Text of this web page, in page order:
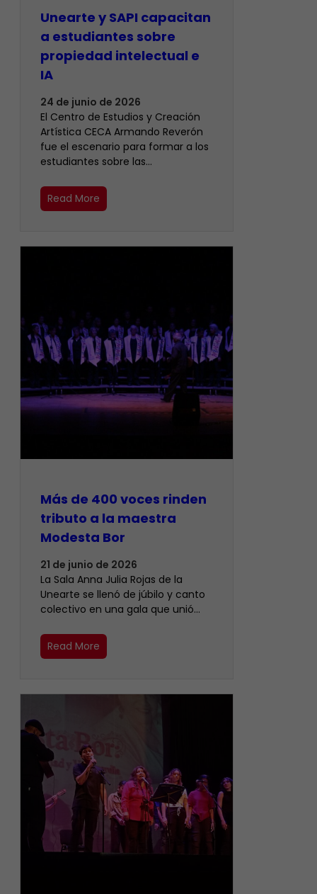
Unearte y SAPI capacitan
a estudiantes sobre
propiedad intelectual e
IA
24 de junio de 2026
El Centro de Estudios y Creación
Artística CECA Armando Reverón
fue el escenario para formar a los
estudiantes sobre las…
Read More
Más de 400 voces rinden
tributo a la maestra
Modesta Bor
21 de junio de 2026
​La Sala Anna Julia Rojas de la
Unearte se llenó de júbilo y canto
colectivo en una gala que unió…
Read More